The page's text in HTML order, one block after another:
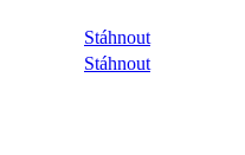
Stáhnout
Stáhnout